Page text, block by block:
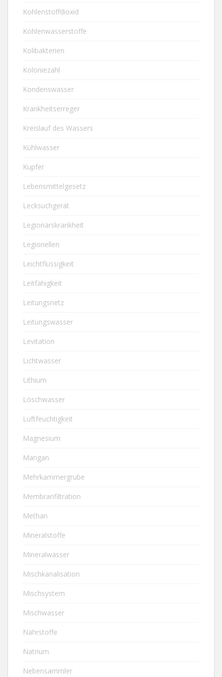
Kohlenstoffdioxid
Kohlenwasserstoffe
Kolibakterien
Koloniezahl
Kondenswasser
Krankheitserreger
Kreislauf des Wassers
Kühlwasser
Kupfer
Lebensmittelgesetz
Lecksuchgerät
Legionärskrankheit
Legionellen
Leichtflüssigkeit
Leitfähigkeit
Leitungsnetz
Leitungswasser
Levitation
Lichtwasser
Lithium
Löschwasser
Luftfeuchtigkeit
Magnesium
Mangan
Mehrkammergrube
Membranfiltration
Methan
Mineralstoffe
Mineralwasser
Mischkanalisation
Mischsystem
Mischwasser
Nährstoffe
Natrium
Nebensammler